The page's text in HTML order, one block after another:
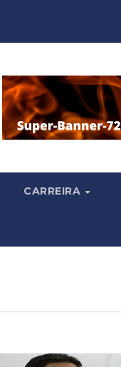
CARREIRA